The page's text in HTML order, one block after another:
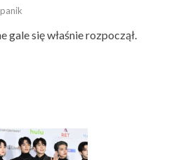
gale się właśnie rozpoczął.